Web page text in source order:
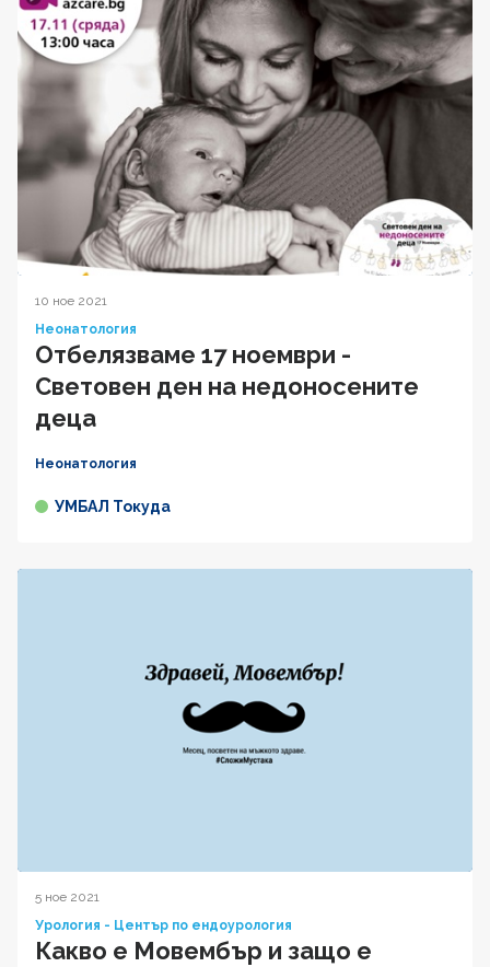
10 ное 2021
Неонатология
Отбелязваме 17 ноември -
Световeн ден на недоносените
деца
Неонатология
УМБАЛ Токуда
5 ное 2021
Урология - Център по ендоурология
Какво е Мовембър и защо е